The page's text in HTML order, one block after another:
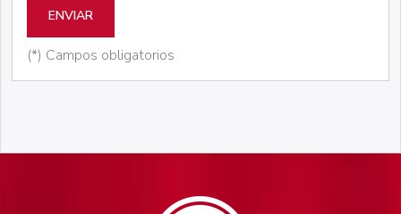
ENVIAR
(*) Campos obligatorios